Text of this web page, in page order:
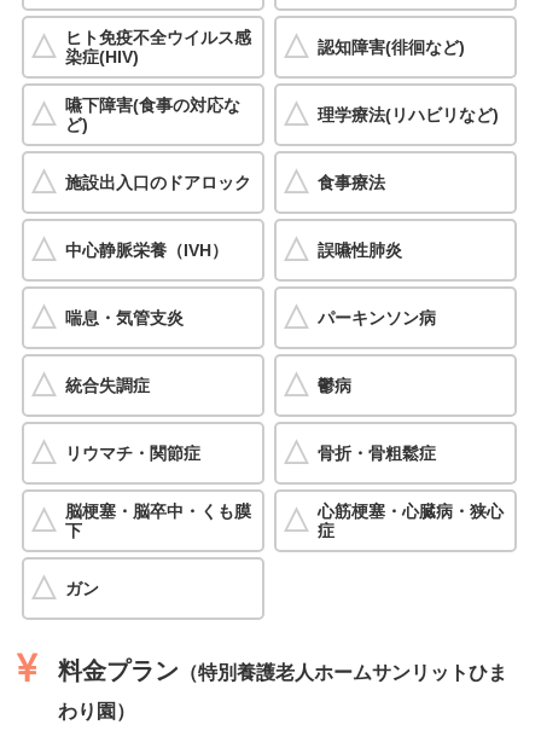
ヒト免疫不全ウイルス感
染症(HIV)
認知障害(徘徊など)
嚥下障害(食事の対応な
ど)
理学療法(リハビリなど)
施設出入口のドアロック 食事療法
中心静脈栄養（IVH） 誤嚥性肺炎
喘息・気管支炎 パーキンソン病
統合失調症 鬱病
リウマチ・関節症 骨折・骨粗鬆症
脳梗塞・脳卒中・くも膜
下
心筋梗塞・心臓病・狭心
症
ガン
料金プラン （特別養護老人ホームサンリットひま
わり園）